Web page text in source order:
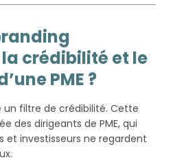
crédibilité et le
PME ?
filtre de crédibilité. Cette
des dirigeants de PME, qui
et investisseurs ne regardent